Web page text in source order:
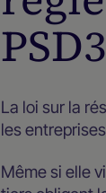
La loi sur la
les
Même si elle